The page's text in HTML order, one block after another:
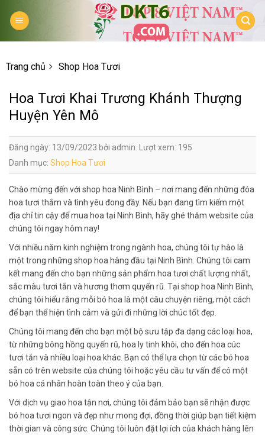
Trang chủ Shop Hoa Tươi
Hoa Tươi Khai Trương Khánh Thượng
Huyện Yên Mô
Đăng ngày: 13/09/2023 bởi admin. Lượt xem: 195
Danh mục: Shop Hoa Tươi
Chào mừng đến với shop hoa Ninh Bình – nơi mang đến những đóa
hoa tươi thắm và tình yêu đong đầy. Nếu bạn đang tìm kiếm một
địa chỉ tin cậy để mua hoa tại Ninh Bình, hãy ghé thăm website của
chúng tôi ngay hôm nay!
Với nhiều năm kinh nghiệm trong ngành hoa, chúng tôi tự hào là
một trong những shop hoa hàng đầu tại Ninh Bình. Chúng tôi cam
kết mang đến cho bạn những sản phẩm hoa tươi chất lượng nhất,
sắc màu tươi tắn và hương thơm quyến rũ. Tại shop hoa Ninh Bình,
chúng tôi hiểu rằng mỗi bó hoa là một câu chuyện riêng, một cách
để bạn thể hiện tình cảm và gửi đi những lời chúc tốt đẹp.
Chúng tôi mang đến cho bạn một bộ sưu tập đa dạng các loại hoa,
từ những bông hồng quyến rũ, hoa ly tinh khôi, cho đến hoa cúc
tươi tắn và nhiều loại hoa khác. Bạn có thể lựa chọn từ các bó hoa
sẵn có trên website của chúng tôi hoặc yêu cầu tư vấn để có một
bó hoa cá nhân hoàn toàn theo ý của bạn.
Với dịch vụ giao hoa tận nơi, chúng tôi đảm bảo bạn sẽ nhận được
bó hoa tươi ngon và đẹp như mong đợi, đồng thời giúp bạn tiết kiệm
thời gian và công sức. Chúng tôi luôn đặt lợi ích của khách hàng lên